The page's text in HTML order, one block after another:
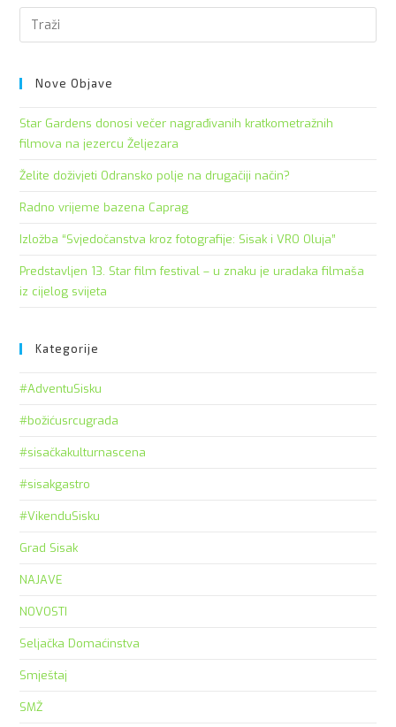
Nove Objave
Star Gardens donosi večer nagrađivanih kratkometražnih
filmova na jezercu Željezara
Želite doživjeti Odransko polje na drugačiji način?
Radno vrijeme bazena Caprag
Izložba “Svjedočanstva kroz fotografije: Sisak i VRO Oluja”
Predstavljen 13. Star film festival – u znaku je uradaka filmaša
iz cijelog svijeta
Kategorije
#AdventuSisku
#božićusrcugrada
#sisačkakulturnascena
#sisakgastro
#VikenduSisku
Grad Sisak
NAJAVE
NOVOSTI
Seljačka Domaćinstva
Smještaj
SMŽ